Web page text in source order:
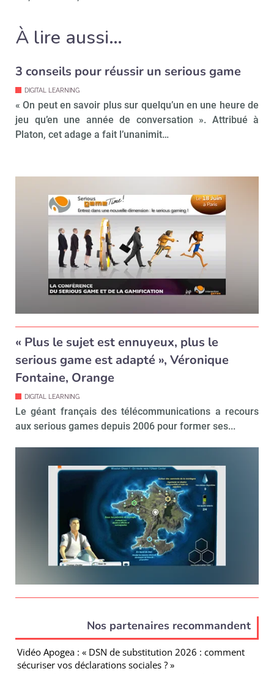
À lire aussi…
3 conseils pour réussir un serious game
DIGITAL LEARNING
« On peut en savoir plus sur quelqu’un en une heure de
jeu qu’en une année de conversation ». Attribué à
Platon, cet adage a fait l’unanimit…
« Plus le sujet est ennuyeux, plus le
serious game est adapté », Véronique
Fontaine, Orange
DIGITAL LEARNING
Le géant français des télécommunications a recours
aux serious games depuis 2006 pour former ses...
Nos partenaires recommandent
Vidéo Apogea : « DSN de substitution 2026 : comment
sécuriser vos déclarations sociales ? »
Recevoir RH Matin
Valider
Non merci, je reçois déjà
Je déciderai plus